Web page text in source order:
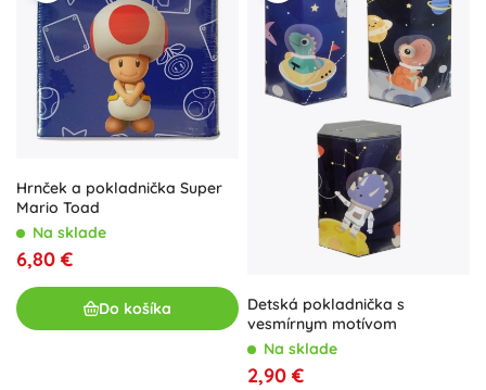
Hrnček a pokladnička Super
Mario Toad
Na sklade
6,80 €
Do košíka
Detská pokladnička s
vesmírnym motívom
Na sklade
2,90 €